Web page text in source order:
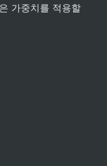
가중치를 적용할